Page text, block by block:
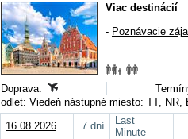
Viac destinácií
- Poznávacie
Doprava:
odlet: Viedeň nástupné miesto: TT, NR,
16.08.2026
7 dní
Last
Minute